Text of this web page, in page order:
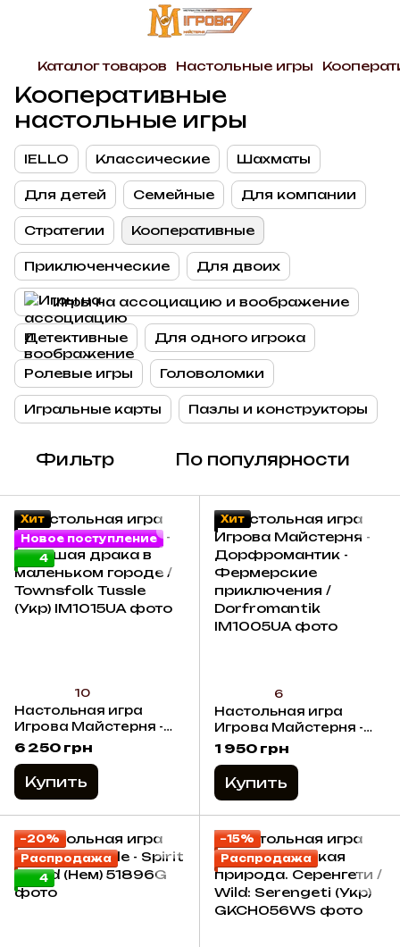
Каталог товаров Настольные игры
Кооперативные
настольные игры
IELLO Классические Шахматы
Для детей Семейные Для компании
Стратегии Кооперативные
Приключенческие Для двоих
Игры на ассоциацию и воображение
Детективные Для одного игрока
Ролевые игры Головоломки
Игральные карты Пазлы и конструкторы
Фильтр По популярности
Хит
Новое поступление
4
10
Настольная игра
Игрова Майстерня -
Большая драка в
маленьком городе /
Townsfolk Tussle (Укр)
6 250 грн
Купить
Хит
6
Настольная игра
Игрова Майстерня -
Дорфромантик -
Фермерские
приключения /
Dorfromantik
1 950 грн
Купить
−20%
Распродажа
4
−15%
Распродажа